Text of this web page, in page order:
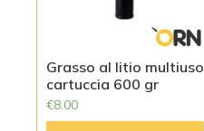
Grasso al litio multiuso
cartuccia 600 gr
€8.00